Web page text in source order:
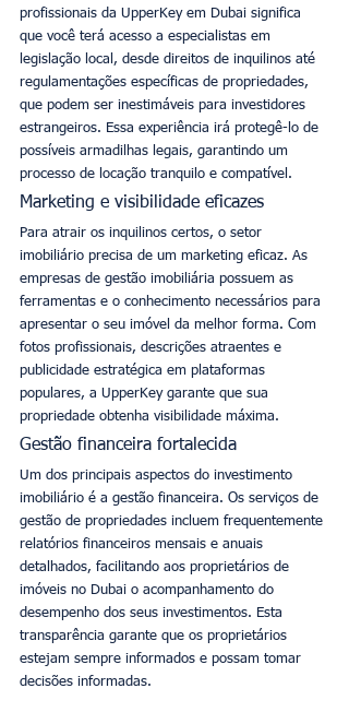
profissionais da UpperKey em Dubai significa
que você terá acesso a especialistas em
legislação local, desde direitos de inquilinos até
regulamentações específicas de propriedades,
que podem ser inestimáveis para investidores
estrangeiros. Essa experiência irá protegê-lo de
possíveis armadilhas legais, garantindo um
processo de locação tranquilo e compatível.
Marketing e visibilidade eficazes
Para atrair os inquilinos certos, o setor
imobiliário precisa de um marketing eficaz. As
empresas de gestão imobiliária possuem as
ferramentas e o conhecimento necessários para
apresentar o seu imóvel da melhor forma. Com
fotos profissionais, descrições atraentes e
publicidade estratégica em plataformas
populares, a UpperKey garante que sua
propriedade obtenha visibilidade máxima.
Gestão financeira fortalecida
Um dos principais aspectos do investimento
imobiliário é a gestão financeira. Os serviços de
gestão de propriedades incluem frequentemente
relatórios financeiros mensais e anuais
detalhados, facilitando aos proprietários de
imóveis no Dubai o acompanhamento do
desempenho dos seus investimentos. Esta
transparência garante que os proprietários
estejam sempre informados e possam tomar
decisões informadas.